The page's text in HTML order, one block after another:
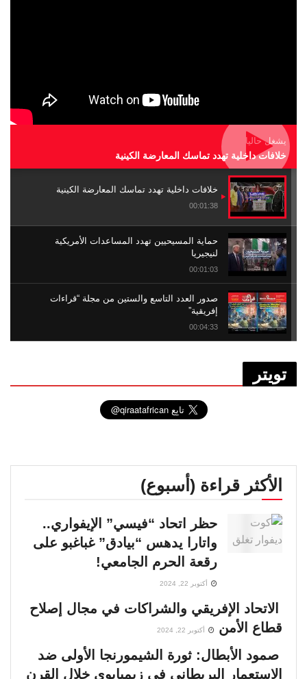
يشغل حاليا
خلافات داخلية تهدد تماسك المعارضة الكينية
خلافات داخلية تهدد تماسك المعارضة الكينية
00:01:38
حماية المسيحيين تهدد المساعدات الأمريكية
لنيجيريا
00:01:03
صدور العدد التاسع والستين من مجلة “قراءات
إفريقية”
00:04:33
انتخابات إثيوبيا 2026 .. هيمنة آبي أحمد تعمق
عودة إيبولا .. سلالة أشد فتكاً
00:03:48
تأثيرات الحرب الأمريكية ـ الإسرائيلية ضد إيران
على دول إفريقيا جنوب الصحراء
02:09:47
00:01:30
السنغال .. صراع القصر والشارع
تويتر
الأكثر قراءة (أسبوع)
حظر اتحاد “فيسي” الإيفواري..
واتارا يدهس “بيادق” غباغبو على
رقعة الحرم الجامعي!
أكتوبر 22, 2024
الاتحاد الإفريقي والشراكات في مجال إصلاح
قطاع الأمن
أكتوبر 22, 2024
صمود الأبطال: ثورة الشيمورنجا الأولى ضد
الاستعمار البريطاني في زيمبابوي خلال القرن